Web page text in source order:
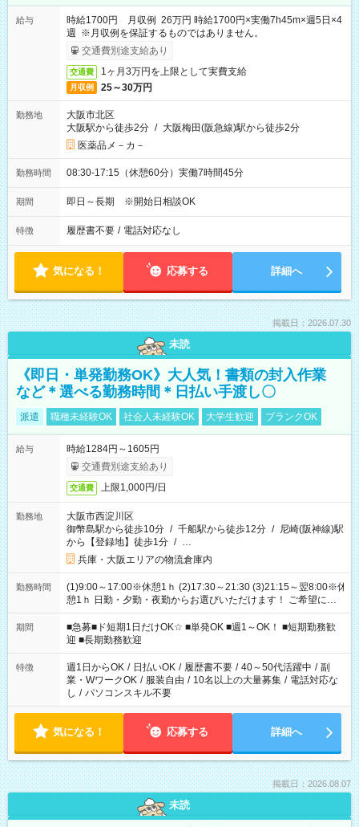
給与
時給1700円 月収例 26万円 時給1700円×実働7h45m×週5日×4
週 ※月収例を保証するものではありません。
交通費別途支給あり
交通費 1ヶ月3万円を上限として実費支給
月収例 25～30万円
勤務地
大阪市北区
大阪駅から徒歩2分 / 大阪梅田(阪急線)駅から徒歩2分
医薬品メ－カ－
勤務時間 08:30-17:15（休憩60分）実働7時間45分
期間 即日～長期 ※開始日相談OK
特徴 履歴書不要 / 電話対応なし
気になる！ 応募する 詳細へ
掲載日：2026.07.30
未読
《即日・単発勤務OK》大人気！書類の封入作業
など＊選べる勤務時間＊日払い手渡し〇
派遣 職種未経験OK 社会人未経験OK 大学生歓迎 ブランクOK
給与
時給1284円～1605円
交通費別途支給あり
交通費 上限1,000円/日
勤務地
大阪市西淀川区
御幣島駅から徒歩10分 / 千船駅から徒歩12分 / 尼崎(阪神線)駅
から【登録地】徒歩1分 / …
兵庫・大阪エリアの物流倉庫内
勤務時間
(1)9:00～17:00※休憩1ｈ (2)17:30～21:30 (3)21:15～翌8:00※休
憩1ｈ 日勤・夕勤・夜勤からお選びいただけます！ ご希望に合
わせて働けるお仕事です(*^^*) 【その他選べる勤務時間】 8-17
時/9-17時/9-18時/10-18時/11-21時/18-22時/20-翌4時/21-翌5
時/22-翌6時/0-翌8時 ご自身のご都合で選んで頂ける完全自由シ
フト！
期間
■急募■ド短期1日だけOK☆ ■単発OK ■週1～OK！ ■短期勤務歓
迎 ■長期勤務歓迎
特徴 週1日からOK / 日払いOK / 履歴書不要 / 40～50代活躍中 / 副
業・WワークOK / 服装自由 / 10名以上の大量募集 / 電話対応な
し / パソコンスキル不要
気になる！ 応募する 詳細へ
掲載日：2026.08.07
未読